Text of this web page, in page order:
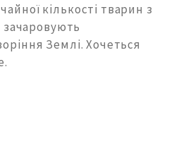
кількості тварин з
зачаровують
Землі. Хочеться